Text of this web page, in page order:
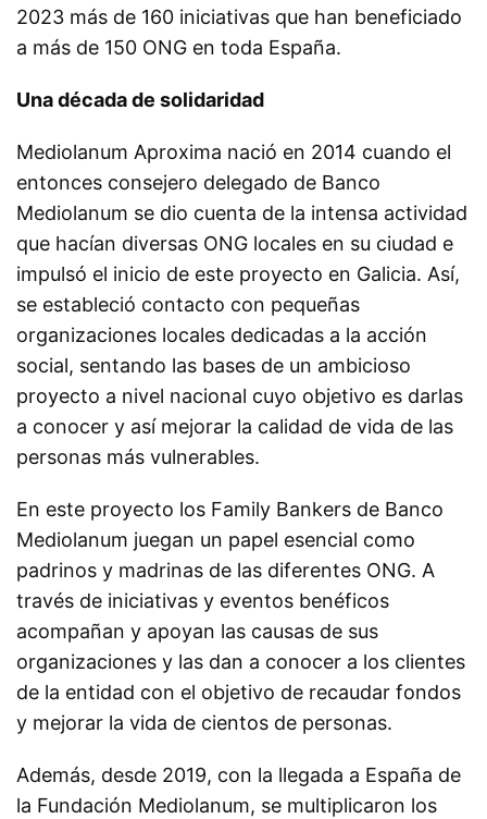
2023 más de 160 iniciativas que han beneficiado
a más de 150 ONG en toda España.
Una década de solidaridad
Mediolanum Aproxima nació en 2014 cuando el
entonces consejero delegado de Banco
Mediolanum se dio cuenta de la intensa actividad
que hacían diversas ONG locales en su ciudad e
impulsó el inicio de este proyecto en Galicia. Así,
se estableció contacto con pequeñas
organizaciones locales dedicadas a la acción
social, sentando las bases de un ambicioso
proyecto a nivel nacional cuyo objetivo es darlas
a conocer y así mejorar la calidad de vida de las
personas más vulnerables.
En este proyecto los Family Bankers de Banco
Mediolanum juegan un papel esencial como
padrinos y madrinas de las diferentes ONG. A
través de iniciativas y eventos benéficos
acompañan y apoyan las causas de sus
organizaciones y las dan a conocer a los clientes
de la entidad con el objetivo de recaudar fondos
y mejorar la vida de cientos de personas.
Además, desde 2019, con la llegada a España de
la Fundación Mediolanum, se multiplicaron los